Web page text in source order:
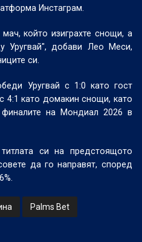
Инстаграм.
който изиграхте снощи, а
Уругвай", добави Лео Меси,
си.
Уругвай с 1:0 като гост
4:1 като домакин снощи, като
на Мондиал 2026 в
си на предстоящото
да го направят, според
Palms Bet